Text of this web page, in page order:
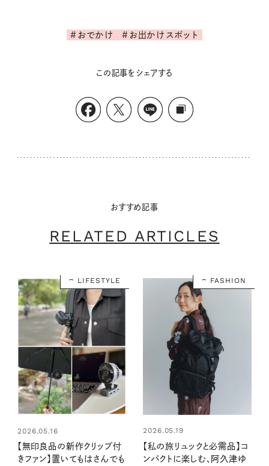
#おでかけ #お出かけスポット
この記事をシェアする
おすすめ記事
RELATED ARTICLES
LIFESTYLE
2026.05.16
【無印良品の新作クリップ付
きファン】置いてもはさんでも
FASHION
2026.05.19
【私の旅リュックと必需品】コ
ンパクトに楽しむ、阿久津ゆ